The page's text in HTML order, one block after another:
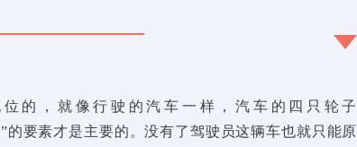
的，就像行驶的汽车一样，汽车的四只轮子
的要素才是主要的。没有了驾驶员这辆车也就只能原